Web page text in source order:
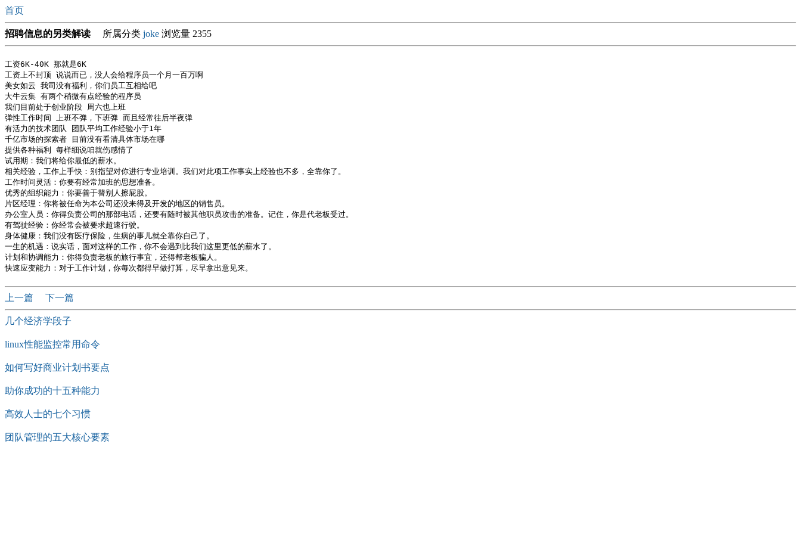
首页
招聘信息的另类解读 所属分类 joke 浏览量 2355
工资6K-40K 那就是6K
工资上不封顶 说说而已，没人会给程序员一个月一百万啊
美女如云 我司没有福利，你们员工互相给吧
大牛云集 有两个稍微有点经验的程序员
我们目前处于创业阶段 周六也上班
弹性工作时间 上班不弹，下班弹 而且经常往后半夜弹
有活力的技术团队 团队平均工作经验小于1年
千亿市场的探索者 目前没有看清具体市场在哪
提供各种福利 每样细说咱就伤感情了
试用期：我们将给你最低的薪水。
相关经验，工作上手快：别指望对你进行专业培训。我们对此项工作事实上经验也不多，全靠你了。
工作时间灵活：你要有经常加班的思想准备。
优秀的组织能力：你要善于替别人擦屁股。
片区经理：你将被任命为本公司还没来得及开发的地区的销售员。
办公室人员：你得负责公司的那部电话，还要有随时被其他职员攻击的准备。记住，你是代老板受过。
有驾驶经验：你经常会被要求超速行驶。
身体健康：我们没有医疗保险，生病的事儿就全靠你自己了。
一生的机遇：说实话，面对这样的工作，你不会遇到比我们这里更低的薪水了。
计划和协调能力：你得负责老板的旅行事宜，还得帮老板骗人。
上一篇 下一篇
几个经济学段子
linux性能监控常用命令
如何写好商业计划书要点
助你成功的十五种能力
高效人士的七个习惯
团队管理的五大核心要素